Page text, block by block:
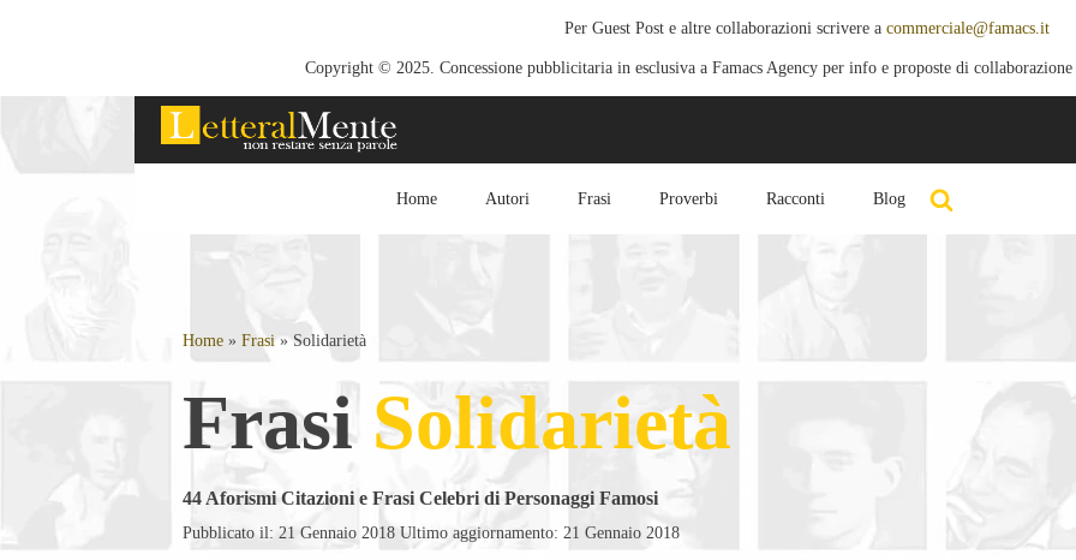
Per Guest Post e altre collaborazioni scrivere a commerciale@famacs.it
Copyright © 2025. Concessione pubblicitaria in esclusiva a Famacs Agency per info e proposte di
Home Autori Frasi Proverbi Racconti Blog
Home » Frasi »Solidarietà
Frasi Solidarietà
44 Aforismi Citazioni e Frasi Celebri di Personaggi Famosi
Pubblicato il: 21 Gennaio 2018 Ultimo aggiornamento: 21 Gennaio 2018